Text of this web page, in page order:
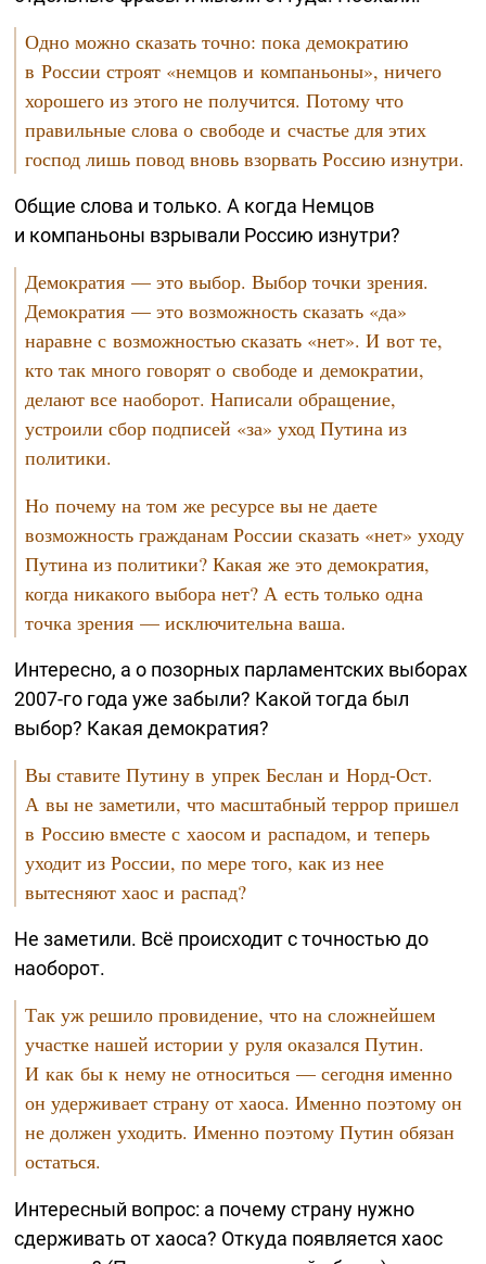
Одно можно сказать точно: пока демократию
в России строят «немцов и компаньоны», ничего
хорошего из этого не получится. Потому что
правильные слова о свободе и счастье для этих
господ лишь повод вновь взорвать Россию изнутри.
Общие слова и только. А когда Немцов
и компаньоны взрывали Россию изнутри?
Демократия — это выбор. Выбор точки зрения.
Демократия — это возможность сказать «да»
наравне с возможностью сказать «нет». И вот те,
кто так много говорят о свободе и демократии,
делают все наоборот. Написали обращение,
устроили сбор подписей «за» уход Путина из
политики.
Но почему на том же ресурсе вы не даете
возможность гражданам России сказать «нет» уходу
Путина из политики? Какая же это демократия,
когда никакого выбора нет? А есть только одна
точка зрения — исключительна ваша.
Интересно, а о позорных парламентских выборах
2007-го года уже забыли? Какой тогда был
выбор? Какая демократия?
Вы ставите Путину в упрек Беслан иНорд-Ост.
А вы не заметили, что масштабный террор пришел
в Россию вместе с хаосом и распадом, и теперь
уходит из России, по мере того, как из нее
вытесняют хаос и распад?
Не заметили. Всё происходит с точностью до
наоборот.
Так уж решило провидение, что на сложнейшем
участке нашей истории у руля оказался Путин.
И как бы к нему не относиться — сегодня именно
он удерживает страну от хаоса. Именно поэтому он
не должен уходить. Именно поэтому Путин обязан
остаться.
Интересный вопрос: а почему страну нужно
сдерживать от хаоса? Откуда появляется хаос